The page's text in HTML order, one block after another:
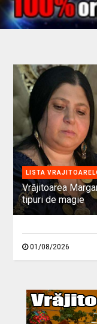
LISTA
Vrăjitoarea
tipuri de magie
01/08/2026